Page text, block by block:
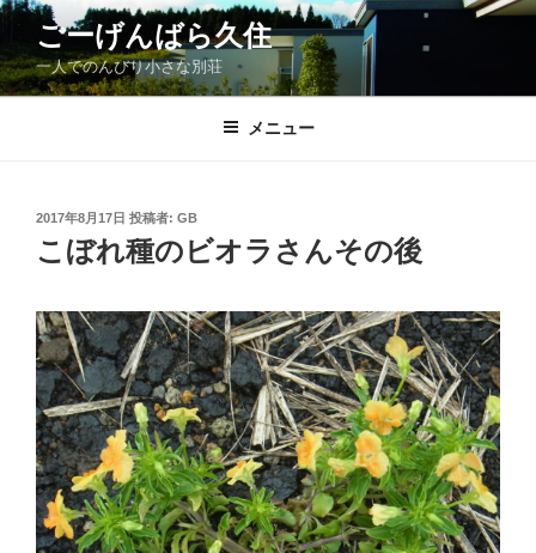
コ
テ
ン
ごーげんばら久住
一人でのんびり小さな別荘
メニュー
投
稿
日:
2017年8月17日 投稿者: GB
こぼれ種のビオラさんその後